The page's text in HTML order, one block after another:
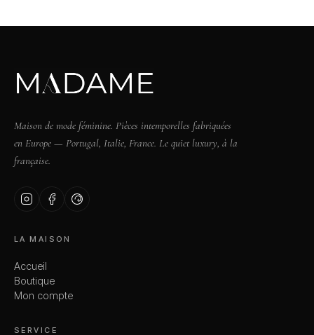
Maison de mode féminine. Pièces intemporelles fabriquées
en Europe — Portugal, Italie, France. Le quiet luxury, à la
française.
LA MAISON
Accueil
Boutique
Mon compte
SERVICE